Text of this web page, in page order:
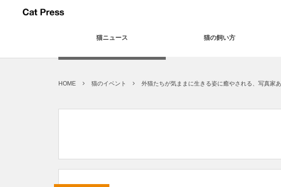
猫ニュース 猫の飼い方
HOME 猫のイベント 外猫たちが気ままに生きる姿に癒やされる、写真家